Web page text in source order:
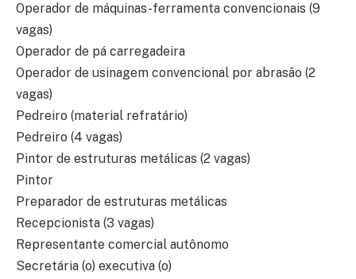
Operador de máquinas-ferramenta convencionais (9
vagas)
Operador de pá carregadeira
Operador de usinagem convencional por abrasão (2
vagas)
Pedreiro (material refratário)
Pedreiro (4 vagas)
Pintor de estruturas metálicas (2 vagas)
Pintor
Preparador de estruturas metálicas
Recepcionista (3 vagas)
Representante comercial autônomo
Secretária (o) executiva (o)